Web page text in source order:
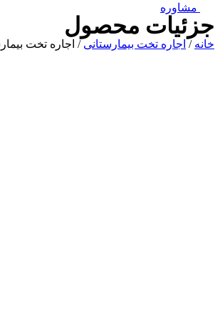
مشاوره
جزئیات محصول
خانه / اجاره تخت بیمارستانی / اجاره تخت